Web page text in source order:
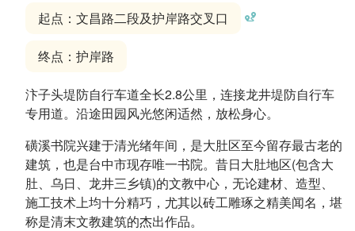
起点：文昌路二段及护岸路交叉口
终点：护岸路
汴子头堤防自行车道全长2.8公里，连接龙井堤防自行车
专用道。沿途田园风光悠闲适然，放松身心。
磺溪书院兴建于清光绪年间，是大肚区至今留存最古老的
建筑，也是台中市现存唯一书院。昔日大肚地区(包含大
肚、乌日、龙井三乡镇)的文教中心，无论建材、造型、
施工技术上均十分精巧，尤其以砖工雕琢之精美闻名，堪
称是清末文教建筑的杰出作品。